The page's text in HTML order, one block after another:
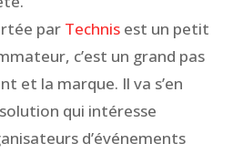
par Technisest un petit
c’est un grand pas
et la marque. Il va s’en
qui intéresse
d’événements